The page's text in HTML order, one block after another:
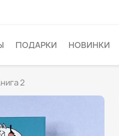
ПОДАРКИ НОВИНКИ
2